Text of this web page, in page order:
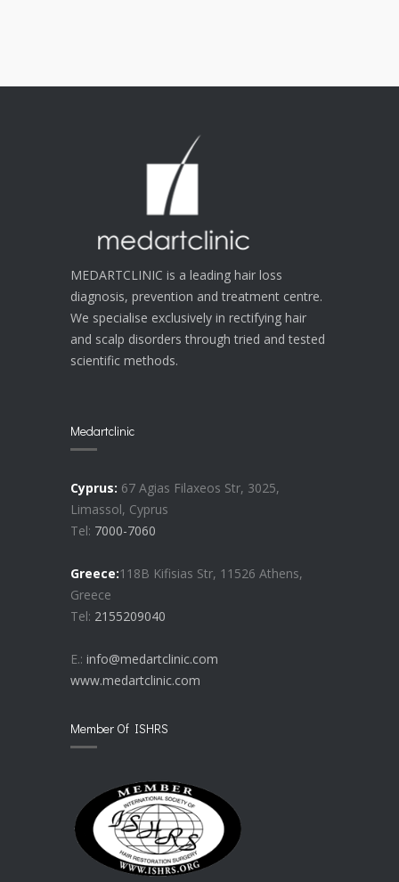
MEDARTCLINIC is a leading hair loss
diagnosis, prevention and treatment centre.
We specialise exclusively in rectifying hair
and scalp disorders through tried and tested
scientific methods.
Medartclinic
Cyprus: 67 Agias Filaxeos Str, 3025,
Limassol, Cyprus
Tel: 7000-7060
Greece:118B Kifisias Str, 11526 Athens,
Greece
Tel: 2155209040
E.: info@medartclinic.com
www.medartclinic.com
Member Of ISHRS